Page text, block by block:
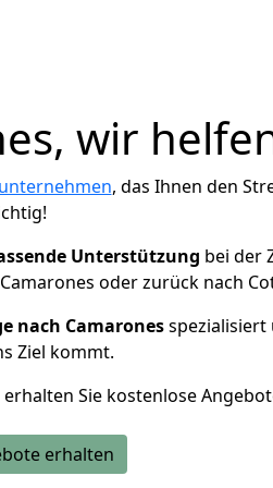
wir
, das Ihnen den
Unterstützung bei der
oder zurück nach
nach Camaronesspezialisiert
Ziel kommt.
Sie kostenlose
erhalten